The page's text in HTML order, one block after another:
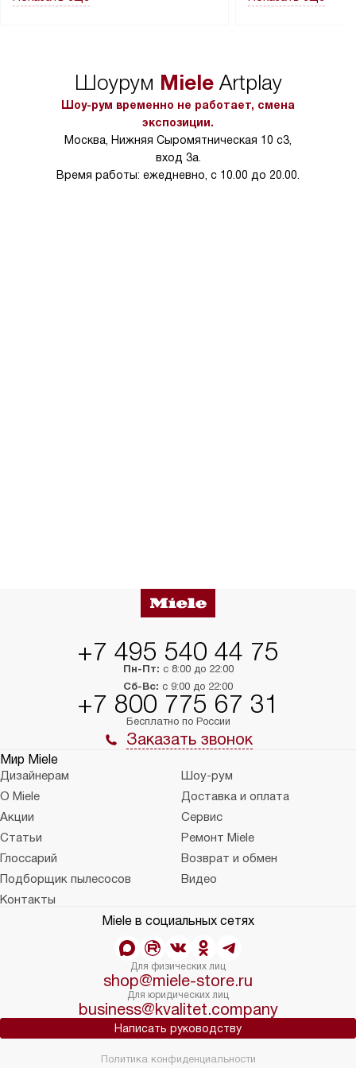
в условиях
тарифы на услуги
Шоурум MieleArtplay
Шоу-рум временно не работает, смена
экспозиции.
Москва, Нижняя Сыромятническая 10 с3,
вход 3а.
Время работы: ежедневно, с 10.00 до 20.00.
+7 495 540 44 75
Пн-Пт: с 8:00 до 22:00
Сб-Вс: с 9:00 до 22:00
+7 800 775 67 31
Бесплатно по России
Заказать звонок
Мир Miele
Дизайнерам
Шоу-рум
О Miele
Доставка и оплата
Акции
Сервис
Статьи
Ремонт Miele
Глоссарий
Возврат и обмен
Подборщик пылесосов
Видео
Контакты
Miele в социальных сетях
Для физических лиц
shop@miele-store.ru
Для юридических лиц
business@kvalitet.company
Написать руководству
Политика конфиденциальности